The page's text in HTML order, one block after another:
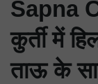
Sapna
कुर्तीमें
ताऊ के